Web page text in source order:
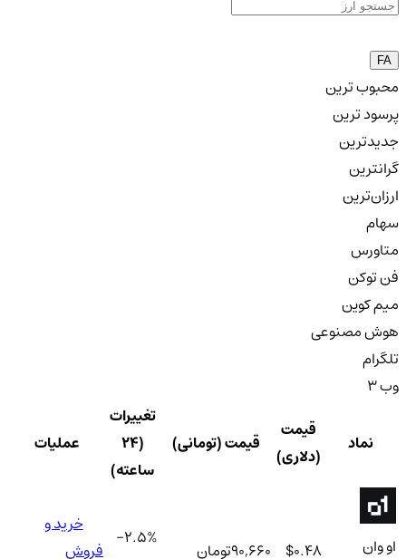
FA
محبوب ترین
پرسود ترین
جدیدترین
گرانترین
ارزان‌ترین
سهام
متاورس
فن توکن
میم کوین
هوش مصنوعی
تلگرام
وب 3
نماد
قیمت
(دلاری)
قیمت (تومانی)
تغییرات
(۲۴
ساعته)
عملیات
او وان
$0.48
90,660تومان
-2.5%
خرید و
فروش